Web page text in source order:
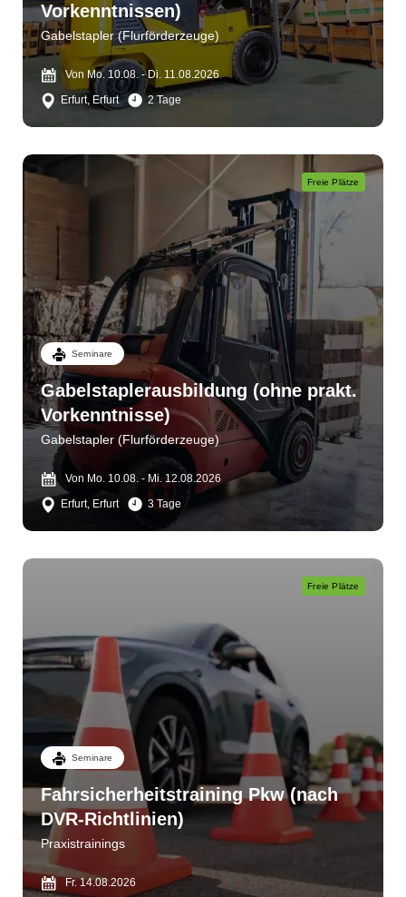
Vorkenntnissen)
Gabelstapler (Flurförderzeuge)
Von Mo. 10.08. - Di. 11.08.2026
Erfurt, Erfurt
2 Tage
Freie Plätze
Seminare
Gabelstaplerausbildung (ohne prakt.
Vorkenntnisse)
Gabelstapler (Flurförderzeuge)
Von Mo. 10.08. - Mi. 12.08.2026
Erfurt, Erfurt
3 Tage
Freie Plätze
Seminare
Fahrsicherheitstraining Pkw (nach
DVR-Richtlinien)
Praxistrainings
Fr. 14.08.2026